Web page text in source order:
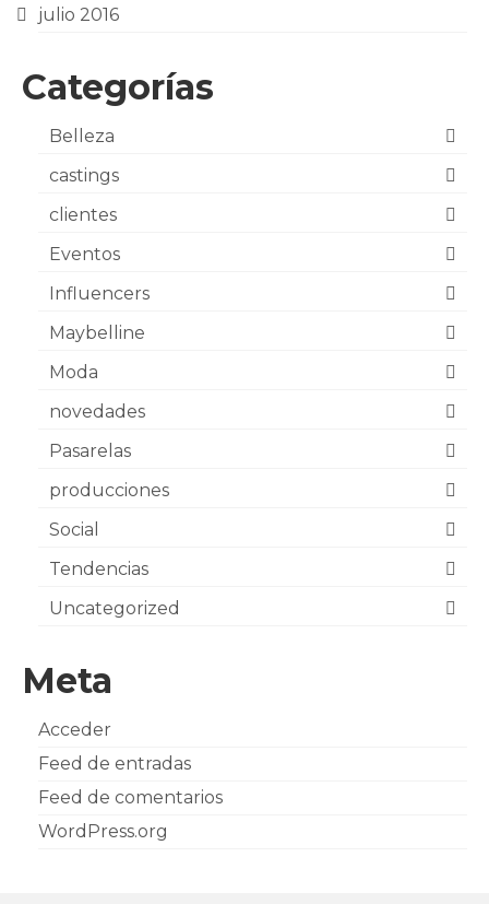
julio 2016
Categorías
Belleza
castings
clientes
Eventos
Influencers
Maybelline
Moda
novedades
Pasarelas
producciones
Social
Tendencias
Uncategorized
Meta
Acceder
Feed de entradas
Feed de comentarios
WordPress.org